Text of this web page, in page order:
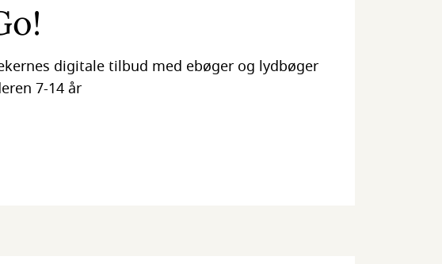
digitale tilbud med ebøger og lydbøger
7-14 år